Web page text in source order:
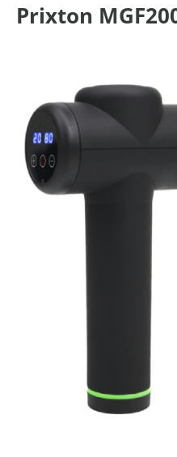
Prixton
Bildergalerie überspringen